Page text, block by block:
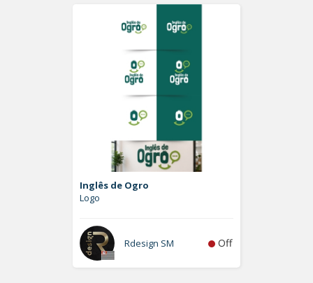
Inglês de Ogro
Logo
Rdesign SM Off